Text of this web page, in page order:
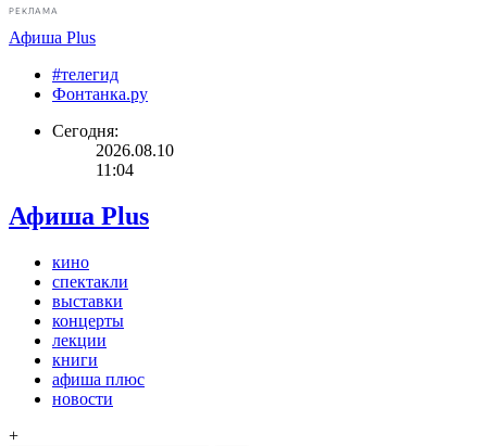
РЕКЛАМА
Афиша Plus
#телегид
Фонтанка.ру
Сегодня:
2026.08.10
11:04
Афиша Plus
кино
спектакли
выставки
концерты
лекции
книги
афиша плюс
новости
+